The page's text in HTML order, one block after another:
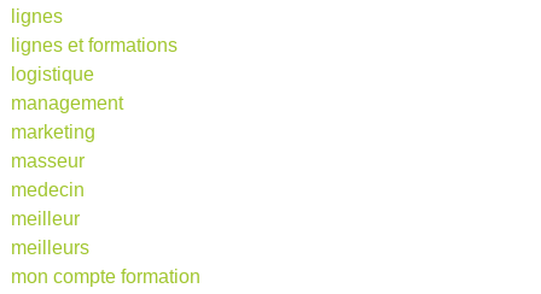
lignes
lignes et formations
logistique
management
marketing
masseur
medecin
meilleur
meilleurs
mon compte formation